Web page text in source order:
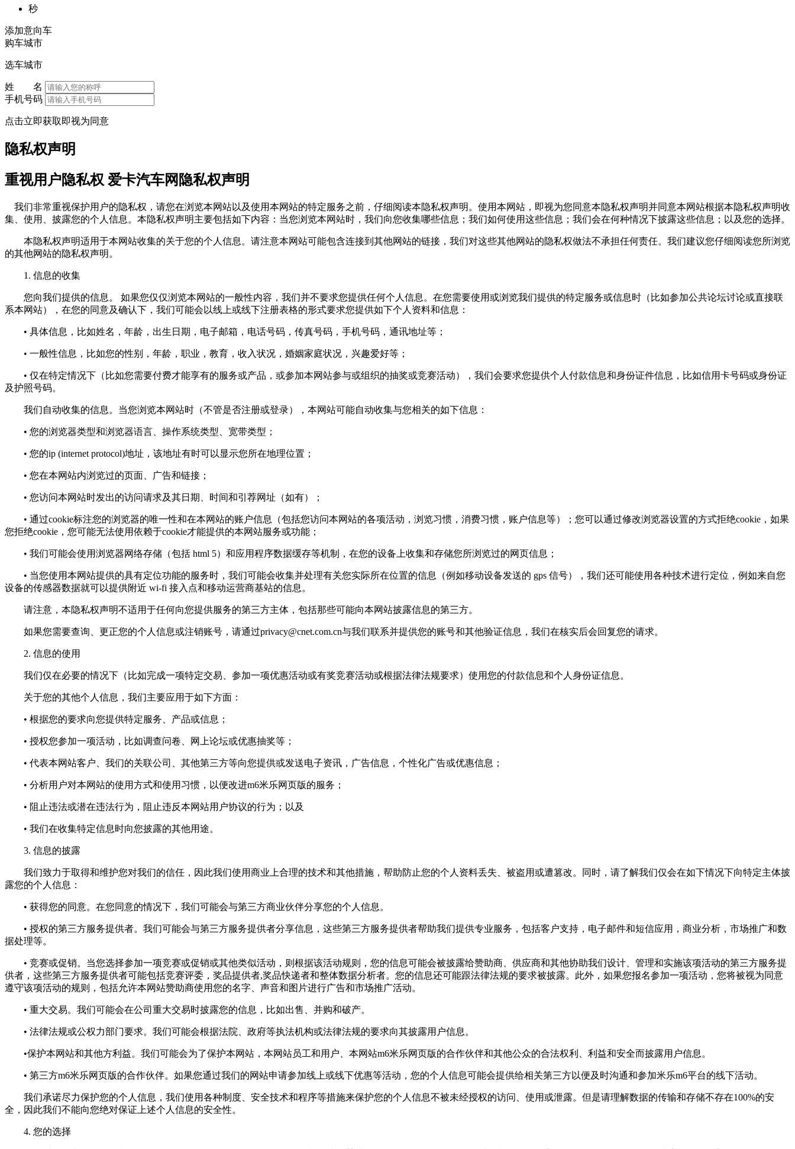
秒
添加意向车
购车城市
选车城市
姓 名
手机号码
点击立即获取即视为同意
隐私权声明
重视用户隐私权 爱卡汽车网隐私权声明
我们非常重视保护用户的隐私权，请您在浏览本网站以及使用本网站的特定服务之前，仔细阅读本隐私权声明。使用本网站，即视为您同意本隐私权声明并同意本网站根据本隐私权声明收
集、使用、披露您的个人信息。本隐私权声明主要包括如下内容：当您浏览本网站时，我们向您收集哪些信息；我们如何使用这些信息；我们会在何种情况下披露这些信息；以及您的选择。
本隐私权声明适用于本网站收集的关于您的个人信息。请注意本网站可能包含连接到其他网站的链接，我们对这些其他网站的隐私权做法不承担任何责任。我们建议您仔细阅读您所浏览
的其他网站的隐私权声明。
1. 信息的收集
您向我们提供的信息。 如果您仅仅浏览本网站的一般性内容，我们并不要求您提供任何个人信息。在您需要使用或浏览我们提供的特定服务或信息时（比如参加公共论坛讨论或直接联
系本网站），在您的同意及确认下，我们可能会以线上或线下注册表格的形式要求您提供如下个人资料和信息：
• 具体信息，比如姓名，年龄，出生日期，电子邮箱，电话号码，传真号码，手机号码，通讯地址等；
• 一般性信息，比如您的性别，年龄，职业，教育，收入状况，婚姻家庭状况，兴趣爱好等；
• 仅在特定情况下（比如您需要付费才能享有的服务或产品，或参加本网站参与或组织的抽奖或竞赛活动），我们会要求您提供个人付款信息和身份证件信息，比如信用卡号码或身份证
及护照号码。
我们自动收集的信息。当您浏览本网站时（不管是否注册或登录），本网站可能自动收集与您相关的如下信息：
• 您的浏览器类型和浏览器语言、操作系统类型、宽带类型；
• 您的ip (internet protocol)地址，该地址有时可以显示您所在地理位置；
• 您在本网站内浏览过的页面、广告和链接；
• 您访问本网站时发出的访问请求及其日期、时间和引荐网址（如有）；
• 通过cookie标注您的浏览器的唯一性和在本网站的账户信息（包括您访问本网站的各项活动，浏览习惯，消费习惯，账户信息等）；您可以通过修改浏览器设置的方式拒绝cookie，如果
您拒绝cookie，您可能无法使用依赖于cookie才能提供的本网站服务或功能；
• 我们可能会使用浏览器网络存储（包括 html 5）和应用程序数据缓存等机制，在您的设备上收集和存储您所浏览过的网页信息；
• 当您使用本网站提供的具有定位功能的服务时，我们可能会收集并处理有关您实际所在位置的信息（例如移动设备发送的 gps 信号），我们还可能使用各种技术进行定位，例如来自您
设备的传感器数据就可以提供附近 wi-fi 接入点和移动运营商基站的信息。
请注意，本隐私权声明不适用于任何向您提供服务的第三方主体，包括那些可能向本网站披露信息的第三方。
如果您需要查询、更正您的个人信息或注销账号，请通过privacy@cnet.com.cn与我们联系并提供您的账号和其他验证信息，我们在核实后会回复您的请求。
2. 信息的使用
我们仅在必要的情况下（比如完成一项特定交易、参加一项优惠活动或有奖竞赛活动或根据法律法规要求）使用您的付款信息和个人身份证信息。
关于您的其他个人信息，我们主要应用于如下方面：
• 根据您的要求向您提供特定服务、产品或信息；
• 授权您参加一项活动，比如调查问卷、网上论坛或优惠抽奖等；
• 代表本网站客户、我们的关联公司、其他第三方等向您提供或发送电子资讯，广告信息，个性化广告或优惠信息；
• 分析用户对本网站的使用方式和使用习惯，以便改进m6米乐网页版的服务；
• 阻止违法或潜在违法行为，阻止违反本网站用户协议的行为；以及
• 我们在收集特定信息时向您披露的其他用途。
3. 信息的披露
我们致力于取得和维护您对我们的信任，因此我们使用商业上合理的技术和其他措施，帮助防止您的个人资料丢失、被盗用或遭篡改。同时，请了解我们仅会在如下情况下向特定主体披
露您的个人信息：
• 获得您的同意。在您同意的情况下，我们可能会与第三方商业伙伴分享您的个人信息。
• 授权的第三方服务提供者。我们可能会与第三方服务提供者分享信息，这些第三方服务提供者帮助我们提供专业服务，包括客户支持，电子邮件和短信应用，商业分析，市场推广和数
据处理等。
• 竞赛或促销。当您选择参加一项竞赛或促销或其他类似活动，则根据该活动规则，您的信息可能会被披露给赞助商、供应商和其他协助我们设计、管理和实施该项活动的第三方服务提
供者，这些第三方服务提供者可能包括竞赛评委，奖品提供者,奖品快递者和整体数据分析者。您的信息还可能跟法律法规的要求被披露。此外，如果您报名参加一项活动，您将被视为同意
遵守该项活动的规则，包括允许本网站赞助商使用您的名字、声音和图片进行广告和市场推广活动。
• 重大交易。我们可能会在公司重大交易时披露您的信息，比如出售、并购和破产。
• 法律法规或公权力部门要求。我们可能会根据法院、政府等执法机构或法律法规的要求向其披露用户信息。
•保护本网站和其他方利益。我们可能会为了保护本网站，本网站员工和用户、本网站m6米乐网页版的合作伙伴和其他公众的合法权利、利益和安全而披露用户信息。
• 第三方m6米乐网页版的合作伙伴。如果您通过我们的网站申请参加线上或线下优惠等活动，您的个人信息可能会提供给相关第三方以便及时沟通和参加米乐m6平台的线下活动。
我们承诺尽力保护您的个人信息，我们使用各种制度、安全技术和程序等措施来保护您的个人信息不被未经授权的访问、使用或泄露。但是请理解数据的传输和存储不存在100%的安
全，因此我们不能向您绝对保证上述个人信息的安全性。
4. 您的选择